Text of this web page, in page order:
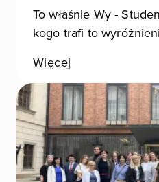
To właśnie Wy -
kogo trafi to
Więcej